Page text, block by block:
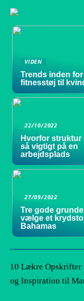
VIDEN
Trends inden for
fitnesstøj til
22/10/2022
Hvorfor struktur
så vigtigt på en
arbejdsplads
27/09/2022
Tre gode
vælge et
Bahamas
10 Lækre Opskrifter
og Inspiration til